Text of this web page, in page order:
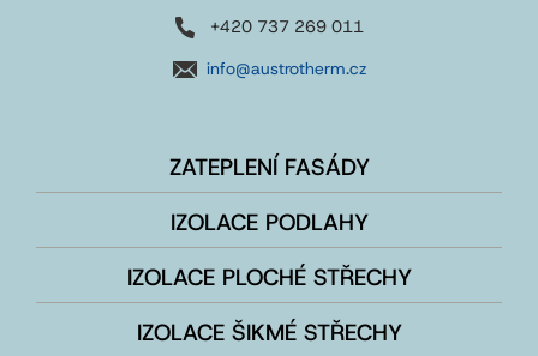
+420 737 269 011
info@austrotherm.cz
ZATEPLENÍ FASÁDY
IZOLACE PODLAHY
IZOLACE PLOCHÉ STŘECHY
IZOLACE ŠIKMÉ STŘECHY